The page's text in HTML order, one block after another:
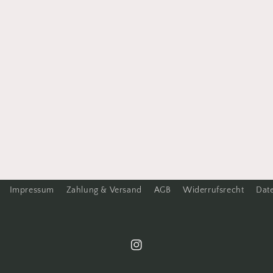
Impressum Zahlung & Versand AGB Widerrufsrecht
Instagram